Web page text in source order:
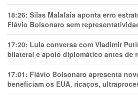
18:26: Silas Malafaia aponta erro
Flávio Bolsonaro sem
17:20: Lula conversa com Vladimir
bilateral e apoio diplomático antes de
17:01: Flávio Bolsonaro apresenta
beneficiam os EUA, ricaços,